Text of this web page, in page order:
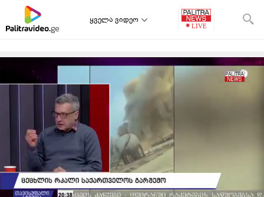
ყველა ვიდეო